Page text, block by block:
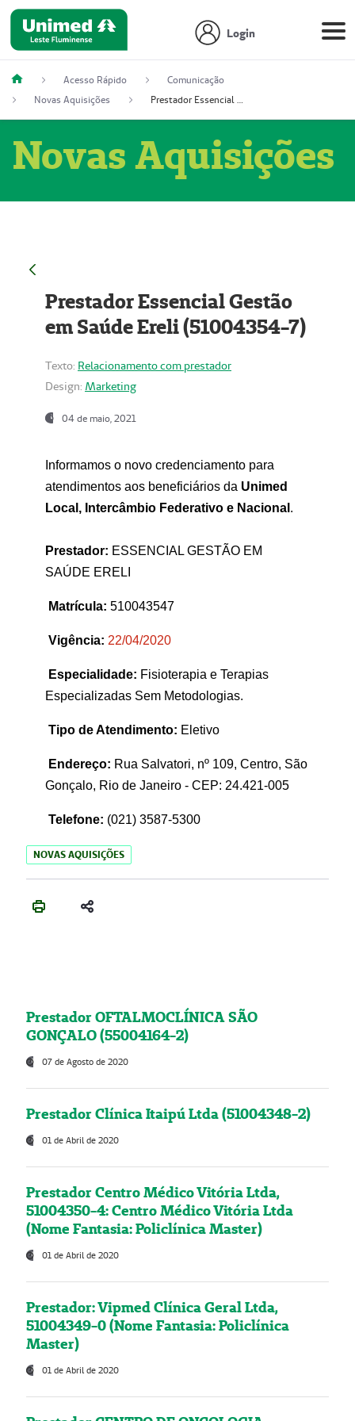
Login
Acesso Rápido
Comunicação
Novas Aquisições
Prestador Essencial Gestão em Saúde Ereli (51004354-7)
Novas Aquisições
Prestador Essencial Gestão
em Saúde Ereli (51004354-7)
Texto: Relacionamento com prestador
Design: Marketing
04 de maio, 2021
Informamos o novo credenciamento para
atendimentos aos beneficiários da Unimed
Local, Intercâmbio Federativo e Nacional .
Prestador: ESSENCIAL GESTÃO EM
SAÚDE ERELI
Matrícula: 510043547
Vigência: 22/04/2020
Especialidade: Fisioterapia e Terapias
Especializadas Sem Metodologias.
Tipo de Atendimento: Eletivo
Endereço: Rua Salvatori, nº 109, Centro, São
Gonçalo, Rio de Janeiro - CEP: 24.421-005
Telefone: (021) 3587-5300
NOVAS AQUISIÇÕES
Prestador OFTALMOCLÍNICA SÃO
GONÇALO (55004164-2)
07 de Agosto de 2020
Prestador Clínica Itaipú Ltda (51004348-2)
01 de Abril de 2020
Prestador Centro Médico Vitória Ltda,
51004350-4: Centro Médico Vitória Ltda
(Nome Fantasia: Policlínica Master)
01 de Abril de 2020
Prestador: Vipmed Clínica Geral Ltda,
51004349-0 (Nome Fantasia: Policlínica
Master)
01 de Abril de 2020